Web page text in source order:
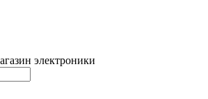
электроники